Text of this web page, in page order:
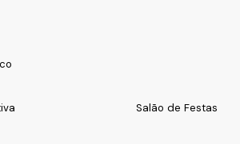
Salão de Festas